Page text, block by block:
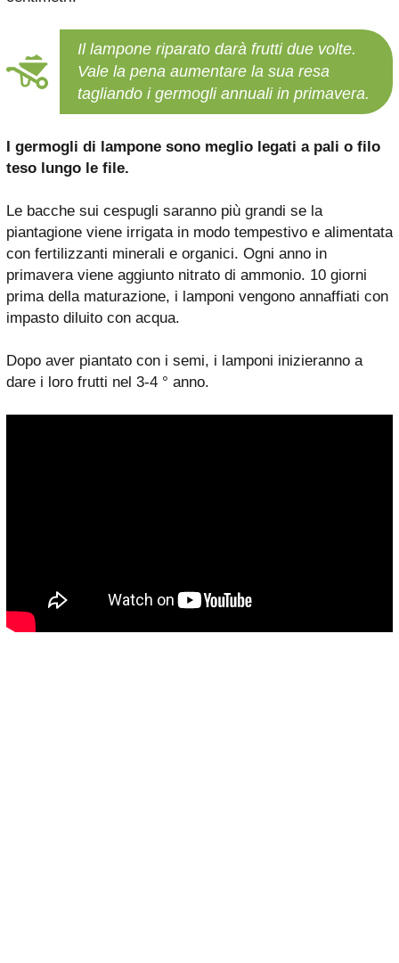
Il lampone riparato darà frutti due volte.
Vale la pena aumentare la sua resa
tagliando i germogli annuali in primavera.
I germogli di lampone sono meglio legati a pali o filo
teso lungo le file.
Le bacche sui cespugli saranno più grandi se la
piantagione viene irrigata in modo tempestivo e alimentata
con fertilizzanti minerali e organici. Ogni anno in
primavera viene aggiunto nitrato di ammonio. 10 giorni
prima della maturazione, i lamponi vengono annaffiati con
impasto diluito con acqua.
Dopo aver piantato con i semi, i lamponi inizieranno a
dare i loro frutti nel 3-4 ° anno.